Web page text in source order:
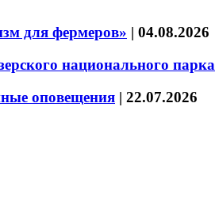
для фермеров» | 04.08.2026
национального парка
оповещения | 22.07.2026